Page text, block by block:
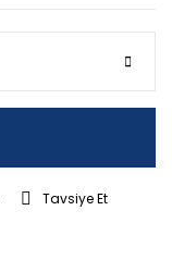
Tavsiye Et